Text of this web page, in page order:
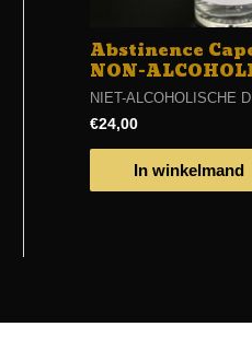
Abstinence
NON-
NIET-ALCOHOLISCHE
€24,00
In winkelmand